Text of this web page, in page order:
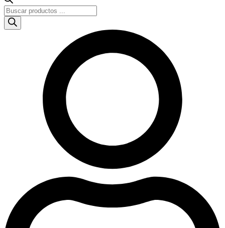
Búsqueda
de
productos